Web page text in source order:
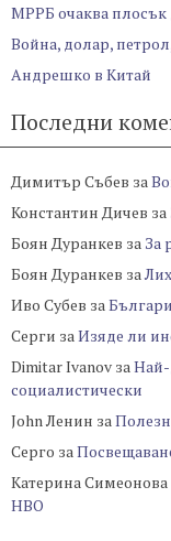
МРРБ очаква плосък
Война, долар,
Андрешко в Китай
Последни
Димитър Събев за
Константин Дичев за
Боян Дуранкев за За
Боян Дуранкев за
Иво Субев за
Серги заИзяде ли
Dimitar Ivanov заНай-
социалистически
John Ленин за
Серго за
Катерина Симеонова
НВО